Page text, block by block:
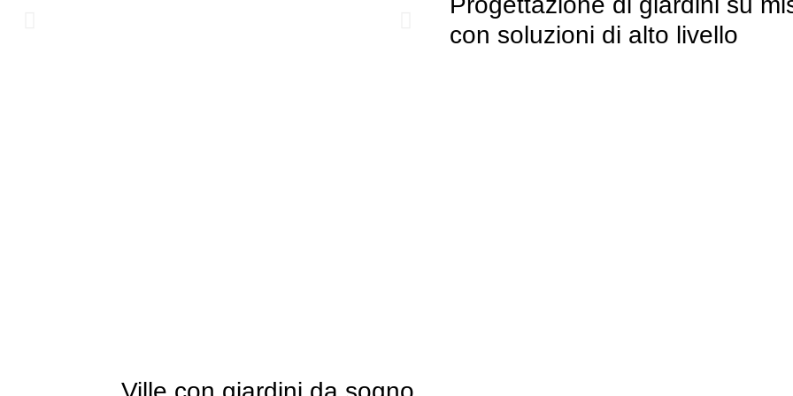
con soluzioni di alto livello